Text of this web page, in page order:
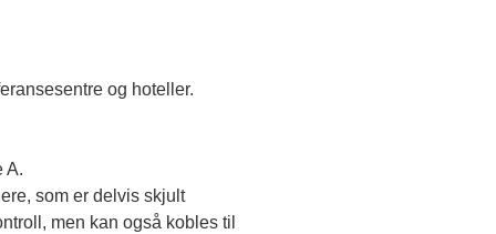
og hoteller.
A.
som er delvis skjult
men kan også kobles til